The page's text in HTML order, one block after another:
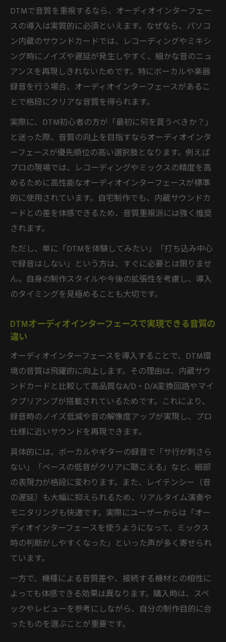
DTMで音質を重視するなら、オーディオインターフェー
スの導入は実質的に必須といえます。なぜなら、パソコ
ン内蔵のサウンドカードでは、レコーディングやミキシ
ング時にノイズや遅延が発生しやすく、細かな音のニュ
アンスを再現しきれないためです。特にボーカルや楽器
録音を行う場合、オーディオインターフェースがあるこ
とで格段にクリアな音質を得られます。
実際に、DTM初心者の方が「最初に何を買うべきか？」
と迷った際、音質の向上を目指すならオーディオインタ
ーフェースが優先順位の高い選択肢となります。例えば
プロの現場では、レコーディングやミックスの精度を高
めるために高性能なオーディオインターフェースが標準
的に使用されています。自宅制作でも、内蔵サウンドカ
ードとの差を体感できるため、音質重視派には強く推奨
されます。
ただし、単に「DTMを体験してみたい」「打ち込み中心
で録音はしない」という方は、すぐに必要とは限りませ
ん。自身の制作スタイルや今後の拡張性を考慮し、導入
のタイミングを見極めることも大切です。
DTMオーディオインターフェースで実現できる音質の
違い
オーディオインターフェースを導入することで、DTM環
境の音質は飛躍的に向上します。その理由は、内蔵サウ
ンドカードと比較して高品質なA/D・D/A変換回路やマイ
クプリアンプが搭載されているためです。これにより、
録音時のノイズ低減や音の解像度アップが実現し、プロ
仕様に近いサウンドを再現できます。
具体的には、ボーカルやギターの録音で「サ行が刺さら
ない」「ベースの低音がクリアに聴こえる」など、細部
の表現力が格段に変わります。また、レイテンシー（音
の遅延）も大幅に抑えられるため、リアルタイム演奏や
モニタリングも快適です。実際にユーザーからは「オー
ディオインターフェースを使うようになって、ミックス
時の判断がしやすくなった」といった声が多く寄せられ
ています。
一方で、機種による音質差や、接続する機材との相性に
よっても体感できる効果は異なります。購入時は、スペ
ックやレビューを参考にしながら、自分の制作目的に合
ったものを選ぶことが重要です。